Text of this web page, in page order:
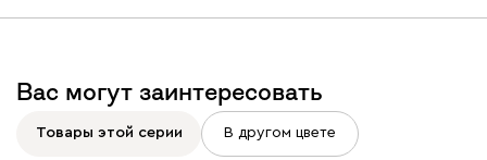
Вас могут заинтересовать
Товары этой серии В другом цвете